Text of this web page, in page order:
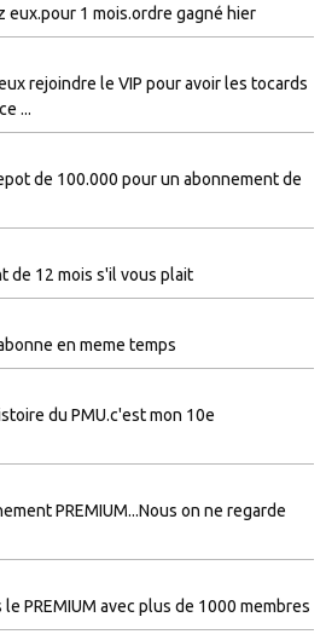
eux.pour 1 mois.ordre gagné hier
rejoindre le VIP pour avoir les tocards
...
de 100.000 pour un abonnement de
de 12 mois s'il vous plait
en meme temps
du PMU.c'est mon 10e
PREMIUM...Nous on ne regarde
PREMIUM avec plus de 1000 membres